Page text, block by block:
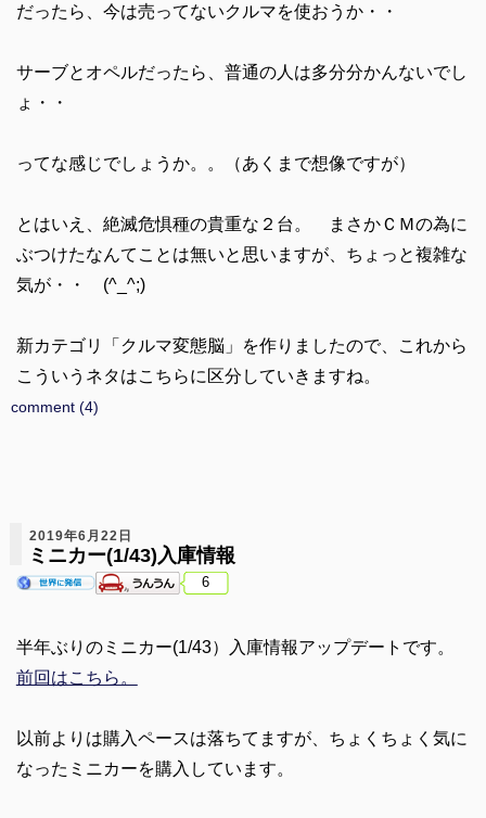
だったら、今は売ってないクルマを使おうか・・
サーブとオペルだったら、普通の人は多分分かんないでし
ょ・・
ってな感じでしょうか。。（あくまで想像ですが）
とはいえ、絶滅危惧種の貴重な２台。 まさかＣＭの為に
ぶつけたなんてことは無いと思いますが、ちょっと複雑な
気が・・ (^_^;)
新カテゴリ「クルマ変態脳」を作りましたので、これから
こういうネタはこちらに区分していきますね。
comment (4)
2019年6月22日
ミニカー(1/43)入庫情報
6
半年ぶりのミニカー(1/43）入庫情報アップデートです。
前回はこちら。
以前よりは購入ペースは落ちてますが、ちょくちょく気に
なったミニカーを購入しています。